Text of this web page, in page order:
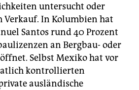
untersucht oder
Verkauf. In Kolumbien hat
Santos rund 40 Prozent
an Bergbau- oder
Selbst Mexiko hat vor
kontrollierten
ausländische